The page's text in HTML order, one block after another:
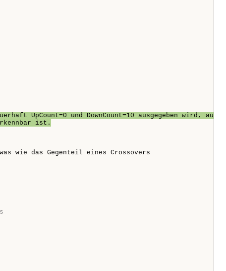
UpCount=0 und DownCount=10 ausgegeben wird, auch
ist.
wie das Gegenteil eines Crossovers